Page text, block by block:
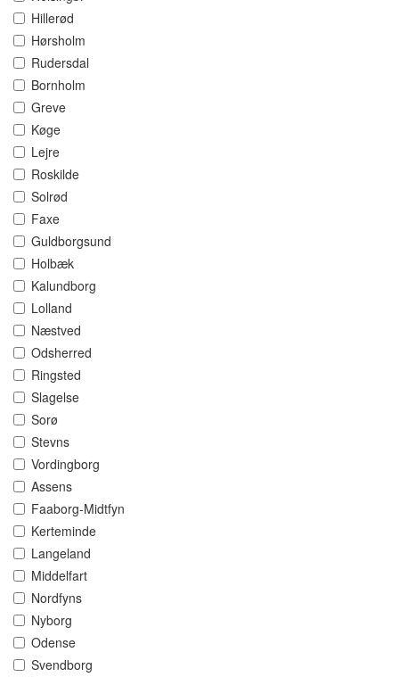
Hillerød
Hørsholm
Rudersdal
Bornholm
Greve
Køge
Lejre
Roskilde
Solrød
Faxe
Guldborgsund
Holbæk
Kalundborg
Lolland
Næstved
Odsherred
Ringsted
Slagelse
Sorø
Stevns
Vordingborg
Assens
Faaborg-Midtfyn
Kerteminde
Langeland
Middelfart
Nordfyns
Nyborg
Odense
Svendborg